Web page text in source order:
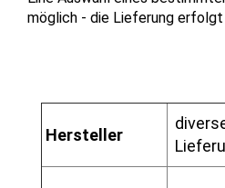
möglich - die Lieferung
Hersteller